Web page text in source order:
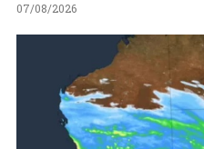
07/08/2026